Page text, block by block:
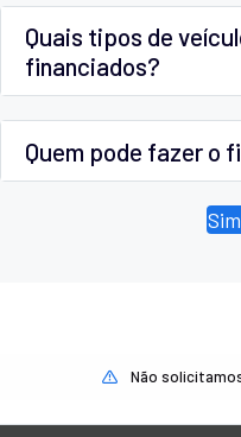
Quais tipos de
financiados?
Quem pode fazer o
Não